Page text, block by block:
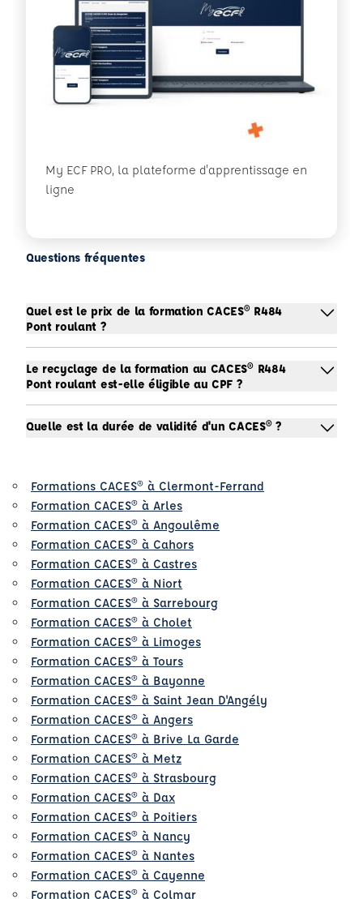
My ECF PRO, la plateforme d'apprentissage en
ligne
Questions fréquentes
Quel est le prix de la formation CACES® R484
Pont roulant ?
Le recyclage de la formation au CACES® R484
Pont roulant est-elle éligible au CPF ?
Quelle est la durée de validité d'un CACES® ?
Formations CACES® à Clermont-Ferrand
Formation CACES® à Arles
Formation CACES® à Angoulême
Formation CACES® à Cahors
Formation CACES® à Castres
Formation CACES® à Niort
Formation CACES® à Sarrebourg
Formation CACES® à Cholet
Formation CACES® à Limoges
Formation CACES® à Tours
Formation CACES® à Bayonne
Formation CACES® à Saint Jean D'Angély
Formation CACES® à Angers
Formation CACES® à Brive La Garde
Formation CACES® à Metz
Formation CACES® à Strasbourg
Formation CACES® à Dax
Formation CACES® à Poitiers
Formation CACES® à Nancy
Formation CACES® à Nantes
Formation CACES® à Cayenne
Formation CACES® à Colmar